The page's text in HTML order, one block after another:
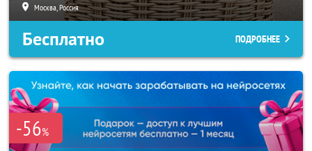
Москва, Россия
Бесплатно ПОДРОБНЕЕ
-56%